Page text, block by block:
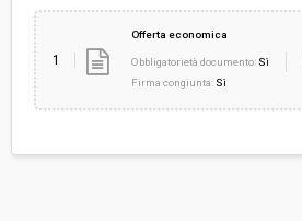
1
Offerta economica
Obbligatorietà documento: Sì
Firma congiunta: Sì